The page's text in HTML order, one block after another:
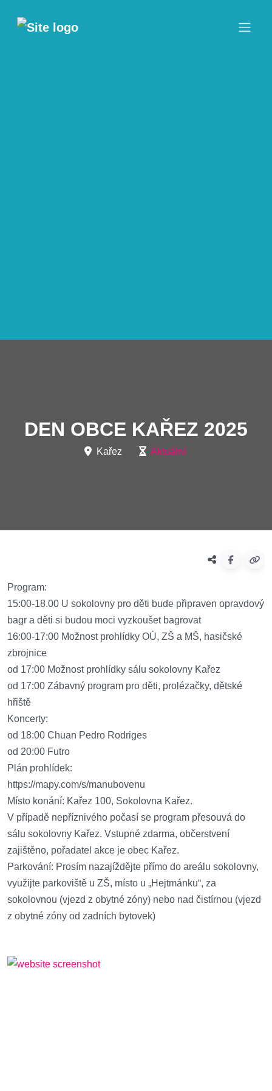
DEN OBCE KAŘEZ 2025
Kařez Aktuální
Program:
15:00-18.00 U sokolovny pro děti bude připraven opravdový
bagr a děti si budou moci vyzkoušet bagrovat
16:00-17:00 Možnost prohlídky OÚ, ZŠ a MŠ, hasičské
zbrojnice
od 17:00 Možnost prohlídky sálu sokolovny Kařez
od 17:00 Zábavný program pro děti, prolézačky, dětské
hřiště
Koncerty:
od 18:00 Chuan Pedro Rodriges
od 20:00 Futro
Plán prohlídek:
https://mapy.com/s/manubovenu
Místo konání: Kařez 100, Sokolovna Kařez.
V případě nepříznivého počasí se program přesouvá do
sálu sokolovny Kařez. Vstupné zdarma, občerstvení
zajištěno, pořadatel akce je obec Kařez.
Parkování: Prosím nazajíždějte přímo do areálu sokolovny,
využijte parkoviště u ZŠ, místo u „Hejtmánku“, za
sokolovnou (vjezd z obytné zóny) nebo nad čistírnou (vjezd
z obytné zóny od zadních bytovek)